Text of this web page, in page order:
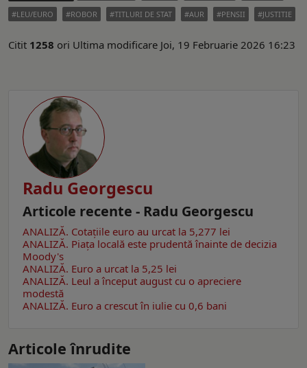
LEU/EURO
ROBOR TITLURI DE STAT AUR PENSII JUSTITIE
Citit 1258 ori Ultima modificare Joi, 19 Februarie 2026 16:23
Radu Georgescu
Articole recente - Radu Georgescu
ANALIZĂ. Cotațiile euro au urcat la 5,277 lei
ANALIZĂ. Piața locală este prudentă înainte de decizia
Moody's
ANALIZĂ. Euro a urcat la 5,25 lei
ANALIZĂ. Leul a început august cu o apreciere
modestă
ANALIZĂ. Euro a crescut în iulie cu 0,6 bani
Articole înrudite